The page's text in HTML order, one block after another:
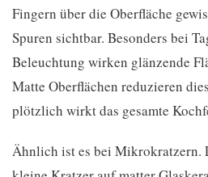
Fingern über die Oberfläche
Spuren sichtbar. Besonders bei
Beleuchtung wirken glänzende
Matte Oberflächen reduzieren
plötzlich wirkt das gesamte
Ähnlich ist es bei Mikrokratzern.